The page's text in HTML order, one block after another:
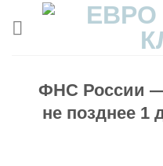
ФНС России —
не позднее 1